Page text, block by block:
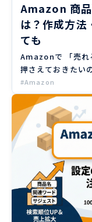
Amazon 商品
は？作成方法
ても
Amazonで 「売れ
押さえておきたい
す。これは 画像・
わせて、商品ペー
文 […]
#Amazon